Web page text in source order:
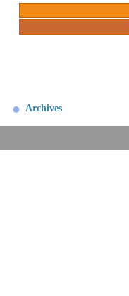
Archives